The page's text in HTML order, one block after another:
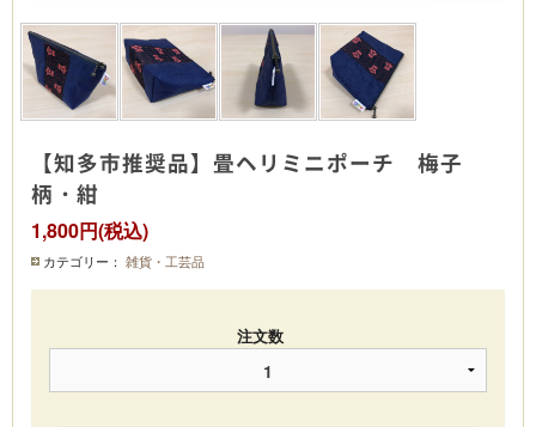
【知多市推奨品】畳ヘリミニポーチ 梅子
柄・紺
1,800円(税込)
カテゴリー： 雑貨・工芸品
注文数